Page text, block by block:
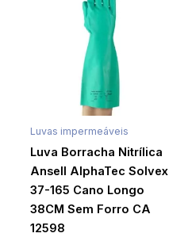
Luvas impermeáveis
Luva Borracha Nitrílica
Ansell AlphaTec Solvex
37-165 Cano Longo
38CM Sem Forro CA
12598